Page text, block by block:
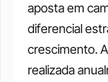
aposta em
diferencial
crescimento.
realizada